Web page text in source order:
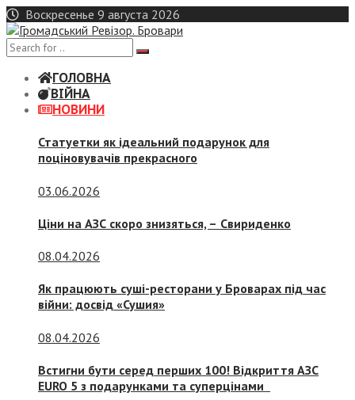
Skip
to
content
Воскресенье 9 августа 2026
ГОЛОВНА
ВІЙНА
НОВИНИ
Статуетки як ідеальний подарунок для
поціновувачів прекрасного
03.06.2026
Ціни на АЗС скоро знизяться, – Свириденко
08.04.2026
Як працюють суші-ресторани у Броварах під час
війни: досвід «Сушия»
08.04.2026
Встигни бути серед перших 100! Відкриття АЗС
EURO 5 з подарунками та суперцінами